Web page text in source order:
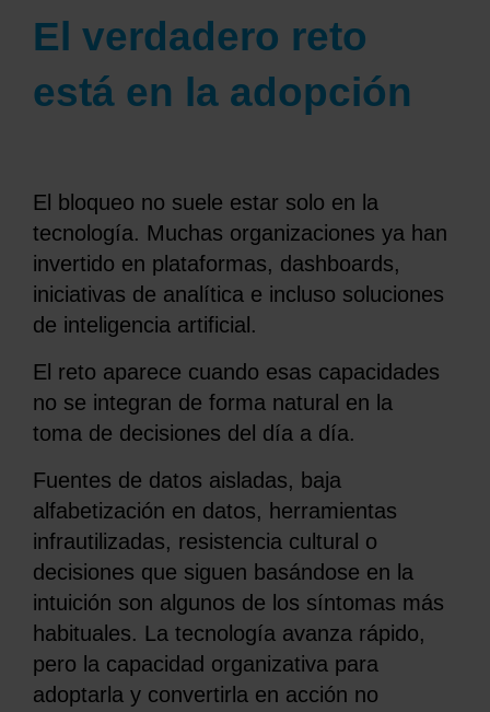
El verdadero reto
está en la adopción
El bloqueo no suele estar solo en la
tecnología. Muchas organizaciones ya han
invertido en plataformas, dashboards,
iniciativas de analítica e incluso soluciones
de inteligencia artificial.
El reto aparece cuando esas capacidades
no se integran de forma natural en la
toma de decisiones del día a día.
Fuentes de datos aisladas, baja
alfabetización en datos, herramientas
infrautilizadas, resistencia cultural o
decisiones que siguen basándose en la
intuición son algunos de los síntomas más
habituales. La tecnología avanza rápido,
pero la capacidad organizativa para
adoptarla y convertirla en acción no